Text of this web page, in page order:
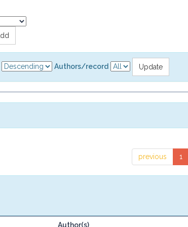
Authors/record
previous 1
Author(s)